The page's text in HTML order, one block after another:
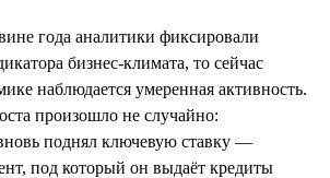
года аналитики фиксировали
бизнес-климата, то сейчас
наблюдается умеренная активность.
произошло не случайно:
поднял ключевую ставку —
под который он выдаёт кредиты